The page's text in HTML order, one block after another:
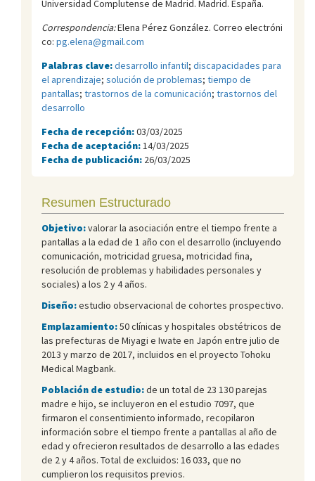
Universidad Complutense de Madrid. Madrid. España.
Correspondencia:Elena Pérez González. Correo electróni
co: pg.elena@gmail.com
Palabras clave:desarrollo infantil; discapacidades para
el aprendizaje; solución de problemas; tiempo de
pantallas; trastornos de la comunicación; trastornos del
desarrollo
Fecha de recepción:03/03/2025
Fecha de aceptación: 14/03/2025
Fecha de publicación: 26/03/2025
Resumen Estructurado
Objetivo:valorar la asociación entre el tiempo frente a
pantallas a la edad de 1 año con el desarrollo (incluyendo
comunicación, motricidad gruesa, motricidad fina,
resolución de problemas y habilidades personales y
sociales) a los 2 y 4 años.
Diseño:estudio observacional de cohortes prospectivo.
Emplazamiento:50 clínicas y hospitales obstétricos de
las prefecturas de Miyagi e Iwate en Japón entre julio de
2013 y marzo de 2017, incluidos en el proyecto Tohoku
Medical Magbank.
Población de estudio:de un total de 23 130 parejas
madre e hijo, se incluyeron en el estudio 7097, que
firmaron el consentimiento informado, recopilaron
información sobre el tiempo frente a pantallas al año de
edad y ofrecieron resultados de desarrollo a las edades
de 2 y 4 años. Total de excluidos: 16 033, que no
cumplieron los requisitos previos.